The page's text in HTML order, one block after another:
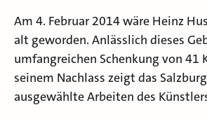
Am 4. Februar 2014 wäre Heinz
alt geworden. Anlässlich dieses
umfangreichen Schenkung von 41
seinem Nachlass zeigt das
ausgewählte Arbeiten des